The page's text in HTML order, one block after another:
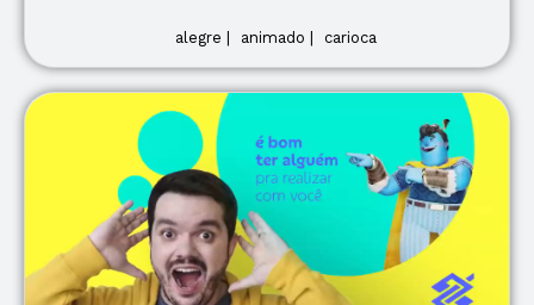
alegre | animado | carioca